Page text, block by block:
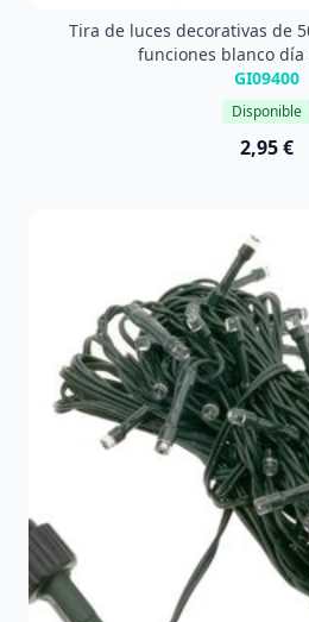
Tira de luces decorativas de
funciones blanco día
GI09400
Disponible
2,95 €